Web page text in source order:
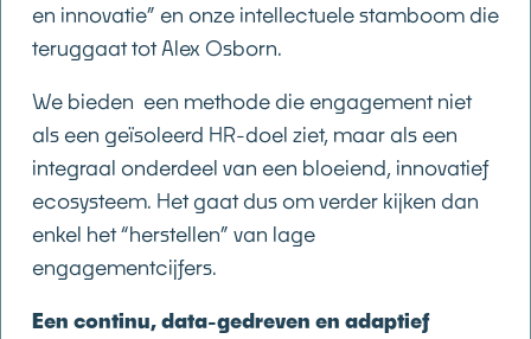
en innovatie” en onze intellectuele stamboom die
teruggaat tot Alex Osborn.
We bieden een methode die engagement niet
als een geïsoleerd HR-doel ziet, maar als een
integraal onderdeel van een bloeiend, innovatief
ecosysteem. Het gaat dus om verder kijken dan
enkel het “herstellen” van lage
engagementcijfers.
Een continu, data-gedreven en adaptief